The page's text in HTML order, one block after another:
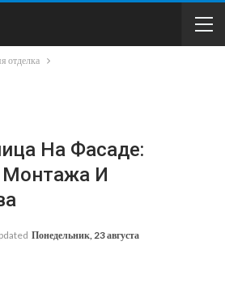
отделка
На Фасаде:
Монтажа И
Понедельник, 23 августа